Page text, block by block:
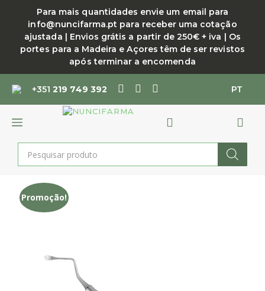
conteúdo
Para mais quantidades envie um email para
info@nuncifarma.pt para receber uma cotação
ajustada | Envios grátis a partir de 250€ + iva | Os
portes para a Madeira e Açores têm de ser revistos
após terminar a encomenda
+351219 749 392 PT
MENU
Products
search
Promoção!